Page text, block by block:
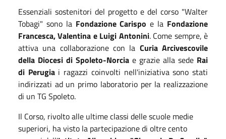
Essenziali sostenitori del progetto e del corso "Walter
Tobagi" sono la Fondazione Carispo e la Fondazione
Francesca, Valentina e Luigi Antonini. Come sempre, è
attiva una collaborazione con la Curia Arcivescovile
della Diocesi di Spoleto-Norcia e grazie alla sede Rai
di Perugiai ragazzi coinvolti nell'iniziativa sono stati
indirizzati ad un primo laboratorio per la realizzazione
di un TG Spoleto.
Il Corso, rivolto alle ultime classi delle scuole medie
superiori, ha visto la partecipazione di oltre cento